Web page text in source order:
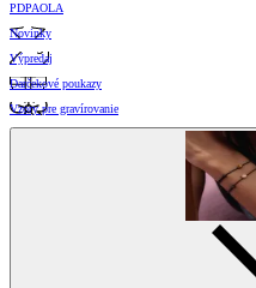
PDPAOLA
Novinky
Výpredaj
Darčekové poukazy
Vzory pre gravírovanie